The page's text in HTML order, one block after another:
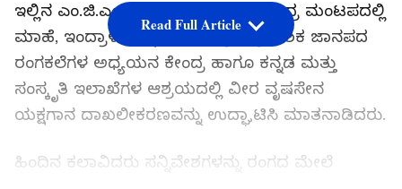
ಇಲ್ಲಿನ ಎಂ.ಜಿ.ಎಂ ಕಾಲೇಜಿನ ನೂತನ ರವೀಂದ್ರ ಮಂಟಪದಲ್ಲಿ
ಮಾಹೆ, ಇಂದ್ರಾಳಿ ಯಕ್ಷಗಾನ ಕೇಂದ್ರ, ಪ್ರಾದೇಶಿಕ ಜಾನಪದ
ರಂಗಕಲೆಗಳ ಅಧ್ಯಯನ ಕೇಂದ್ರ ಹಾಗೂ ಕನ್ನಡ ಮತ್ತು
ಸಂಸ್ಕೃತಿ ಇಲಾಖೆಗಳ ಆಶ್ರಯದಲ್ಲಿ ವೀರ ವೃಷಸೇನ
ಯಕ್ಷಗಾನ ದಾಖಲೀಕರಣವನ್ನು ಉದ್ಘಾಟಿಸಿ ಮಾತನಾಡಿದರು.
ಹಿಂದಿನ ಕಲಾವಿದರು ಸನ್ನಿವೇಶಗಳನ್ನು ರಂಗದ ಮೇಲೆ
Read Full Article